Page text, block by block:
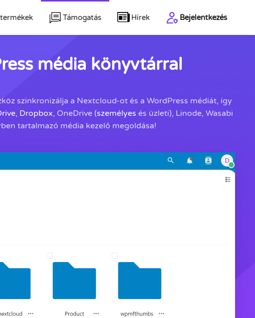
Támogatás Hírek Bejelentkezés
média könyvtárral
szinkronizálja a Nextcloud-ot és a WordPress médiát, így
, Dropbox, OneDrive (személyes és üzleti), Linode, Wasabi
tartalmazó média kezelő megoldása!